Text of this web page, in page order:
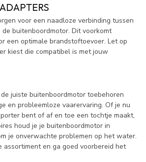
voor een naadloze verbinding tussen
buitenboordmotor. Dit voorkomt
een optimale brandstoftoevoer. Let op
kiest die compatibel is met jouw
juiste buitenboordmotor toebehoren
en probleemloze vaarervaring. Of je nu
bent of af en toe een tochtje maakt,
houd je je buitenboordmotor in
je onverwachte problemen op het water.
assortiment en ga goed voorbereid het